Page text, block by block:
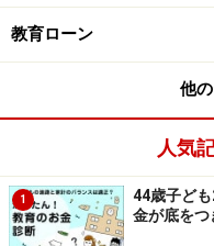
教育ローン
他
人気
1
44歳子ど
金が底をつ